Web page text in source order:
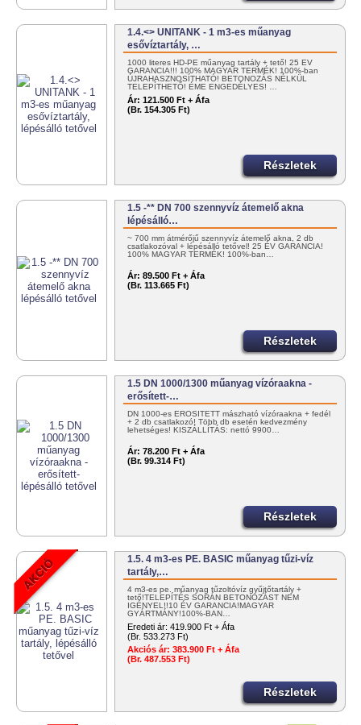
1.4.<> UNITANK - 1 m3-es műanyag
esővíztartály, …
1000 literes HD-PE műanyag tartály + tető! 25 ÉV
GARANCIA!!! 100% MAGYAR TERMÉK! 100%-ban
ÚJRAHASZNOSÍTHATÓ! BETONOZÁS NÉLKÜL
TELEPÍTHETŐ! ÉME ENGEDÉLYES! …
Ár: 121.500 Ft + Áfa
(Br. 154.305 Ft)
Részletek
1.5 -** DN 700 szennyvíz átemelő akna
lépésálló…
~ 700 mm átmérőjű szennyvíz átemelő akna, 2 db
csatlakozóval + lépésálló tetővel! 25 ÉV GARANCIA!
100% MAGYAR TERMÉK! 100%-ban…
Ár: 89.500 Ft + Áfa
(Br. 113.665 Ft)
Részletek
1.5 DN 1000/1300 műanyag vízóraakna -
erősített-…
DN 1000-es ERŐSÍTETT mászható vízóraakna + fedél
+ 2 db csatlakozó! Több db esetén kedvezmény
lehetséges! KISZÁLLÍTÁS: nettó 9900…
Ár: 78.200 Ft + Áfa
(Br. 99.314 Ft)
Részletek
1.5. 4 m3-es PE. BASIC műanyag tűzi-víz
tartály,…
4 m3-es pe. műanyag tűzoltóvíz gyűjtőtartály +
tető!TELEPÍTÉS SORÁN BETONOZÁST NEM
IGÉNYEL!!10 ÉV GARANCIA!MAGYAR
GYÁRTMÁNY!100%-BAN…
Eredeti ár: 419.900 Ft + Áfa
(Br. 533.273 Ft)
Akciós ár: 383.900 Ft + Áfa
(Br. 487.553 Ft)
Részletek